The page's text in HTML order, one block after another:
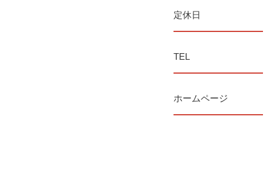
定休日
TEL
ホームページ